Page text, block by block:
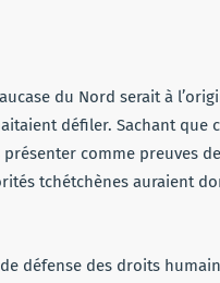
du Nord serait à
défiler. Sachant
comme preuves
tchétchènes auraient
défense des droits